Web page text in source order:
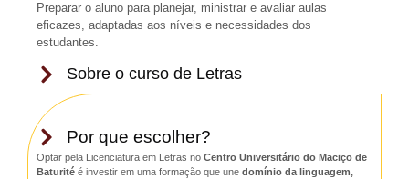
Preparar o aluno para planejar, ministrar e avaliar aulas
eficazes, adaptadas aos níveis e necessidades dos
estudantes.
Sobre o curso de Letras
Por que escolher?
Optar pela Licenciatura em Letras no Centro Universitário do Maciço de
Baturité é investir em uma formação que une domínio da linguagem,